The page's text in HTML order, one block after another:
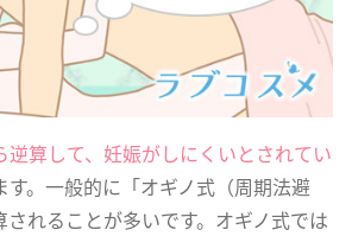
逆算して、妊娠がしにくいとされてい
す。一般的に「オギノ式（周期法避
れることが多いです。オギノ式では